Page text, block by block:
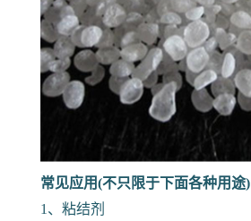
常见应用(不只限于下面各种用途)
1、粘结剂